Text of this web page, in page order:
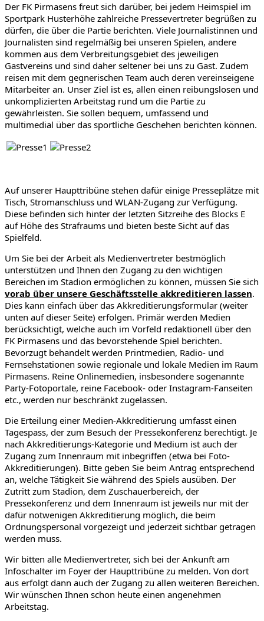
Der FK Pirmasens freut sich darüber, bei jedem Heimspiel im
Sportpark Husterhöhe zahlreiche Pressevertreter begrüßen zu
dürfen, die über die Partie berichten. Viele Journalistinnen und
Journalisten sind regelmäßig bei unseren Spielen, andere
kommen aus dem Verbreitungsgebiet des jeweiligen
Gastvereins und sind daher seltener bei uns zu Gast. Zudem
reisen mit dem gegnerischen Team auch deren vereinseigene
Mitarbeiter an. Unser Ziel ist es, allen einen reibungslosen und
unkomplizierten Arbeitstag rund um die Partie zu
gewährleisten. Sie sollen bequem, umfassend und
multimedial über das sportliche Geschehen berichten können.
Auf unserer Haupttribüne stehen dafür einige Presseplätze mit
Tisch, Stromanschluss und WLAN-Zugang zur Verfügung.
Diese befinden sich hinter der letzten Sitzreihe des Blocks E
auf Höhe des Strafraums und bieten beste Sicht auf das
Spielfeld.
Um Sie bei der Arbeit als Medienvertreter bestmöglich
unterstützen und Ihnen den Zugang zu den wichtigen
Bereichen im Stadion ermöglichen zu können, müssen Sie sich
vorab über unsere Geschäftsstelle akkreditieren lassen.
Dies kann einfach über das Akkreditierungsformular (weiter
unten auf dieser Seite) erfolgen. Primär werden Medien
berücksichtigt, welche auch im Vorfeld redaktionell über den
FK Pirmasens und das bevorstehende Spiel berichten.
Bevorzugt behandelt werden Printmedien, Radio- und
Fernsehstationen sowie regionale und lokale Medien im Raum
Pirmasens. Reine Onlinemedien, insbesondere sogenannte
Party-Fotoportale, reine Facebook- oder Instagram-Fanseiten
etc., werden nur beschränkt zugelassen.
Die Erteilung einer Medien-Akkreditierung umfasst einen
Tagespass, der zum Besuch der Pressekonferenz berechtigt. Je
nach Akkreditierungs-Kategorie und Medium ist auch der
Zugang zum Innenraum mit inbegriffen (etwa bei Foto-
Akkreditierungen). Bitte geben Sie beim Antrag entsprechend
an, welche Tätigkeit Sie während des Spiels ausüben. Der
Zutritt zum Stadion, dem Zuschauerbereich, der
Pressekonferenz und dem Innenraum ist jeweils nur mit der
dafür notwenigen Akkreditierung möglich, die beim
Ordnungspersonal vorgezeigt und jederzeit sichtbar getragen
werden muss.
Wir bitten alle Medienvertreter, sich bei der Ankunft am
Infoschalter im Foyer der Haupttribüne zu melden. Von dort
aus erfolgt dann auch der Zugang zu allen weiteren Bereichen.
Wir wünschen Ihnen schon heute einen angenehmen
Arbeitstag.